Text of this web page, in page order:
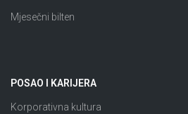
Mjesečni bilten
POSAO I KARIJERA
Korporativna kultura